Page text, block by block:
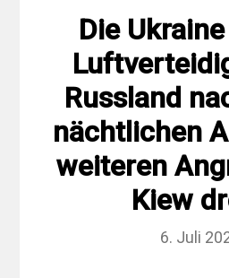
Die
Russland
nächtlichen
weiteren
Kiew
6. Juli